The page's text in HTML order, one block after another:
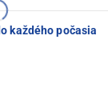
každého počasia